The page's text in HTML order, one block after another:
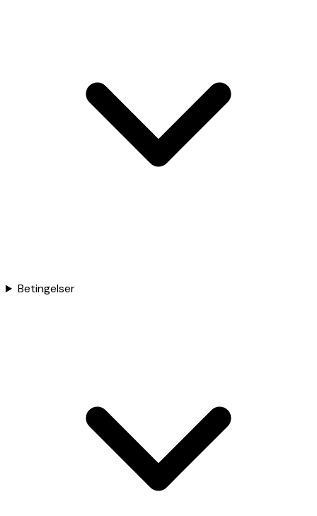
Betingelser